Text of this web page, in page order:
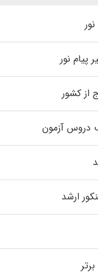
پیام نور
از کشور
دروس آزمون
ارشد